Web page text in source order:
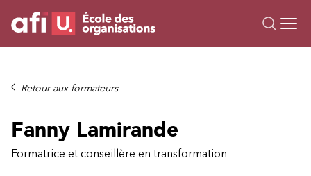
Formations
Sur mesure
À propos
Retour aux formateurs
Fanny Lamirande
Formatrice et conseillère en transformation